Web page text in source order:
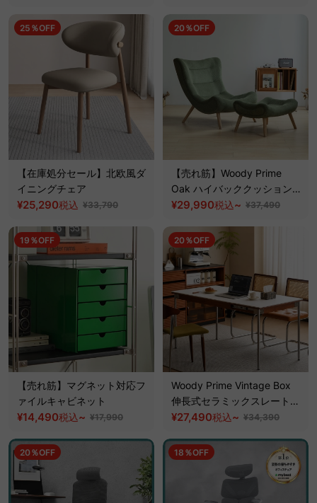
25％OFF
【在庫処分セール】北欧風ダ
イニングチェア
¥25,290税込 ¥33,790
20％OFF
【売れ筋】Woody Prime
Oak ハイバッククッションソ
ファチェア【高級天然ホワイ
¥29,990税込~ ¥37,490
19％OFF
【売れ筋】マグネット対応フ
ァイルキャビネット
¥14,490税込~ ¥17,990
20％OFF
Woody Prime Vintage Box
伸長式セラミックスレートダ
イニングテーブル【高級天然
¥27,490税込~ ¥34,390
20％OFF 18％OFF